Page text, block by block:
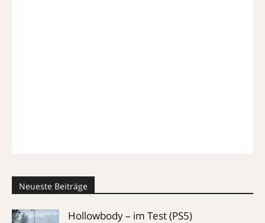
Neueste Beiträge
Hollowbody – im Test (PS5)